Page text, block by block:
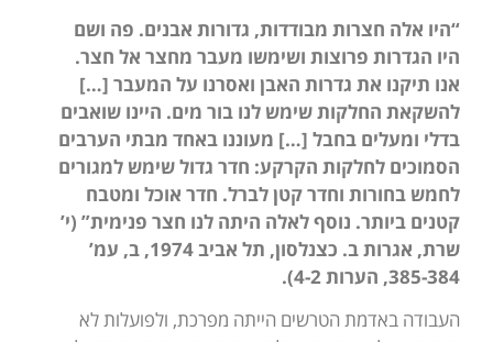
“היו אלה חצרות מבודדות, גדורות אבנים. פה ושם
היו הגדרות פרוצות ושימשו מעבר מחצר אל חצר.
אנו תיקנו את גדרות האבן ואסרנו על המעבר […]
להשקאת החלקות שימש לנו בור מים. היינו שואבים
בדלי ומעלים בחבל […] מעוננו באחד מבתי הערבים
הסמוכים לחלקות הקרקע: חדר גדול שימש למגורים
לחמש בחורות וחדר קטן לברל. חדר אוכל ומטבח
קטנים ביותר. נוסף לאלה היתה לנו חצר פנימית” (י’
שרת, אגרות ב. כצנלסון, תל אביב 1974, ב, עמ’
385-384, הערות 4-2).
העבודה באדמת הטרשים הייתה מפרכת, ולפועלות לא